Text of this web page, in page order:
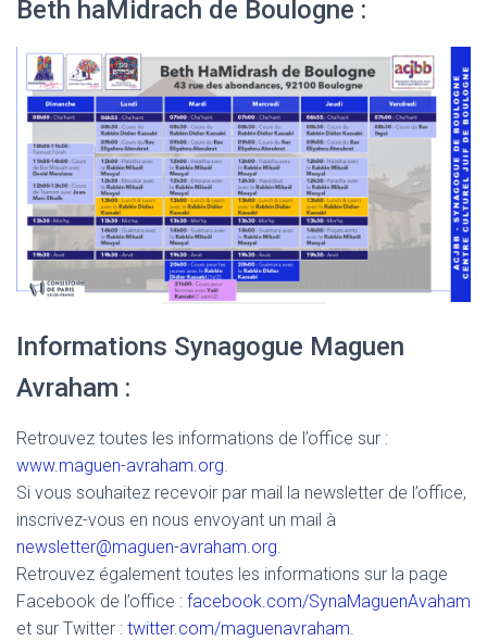
Beth haMidrach de Boulogne :
Informations Synagogue Maguen
Avraham :
Retrouvez toutes les informations de l’office sur :
www.maguen-avraham.org.
Si vous souhaitez recevoir par mail la newsletter de l’office,
inscrivez-vous en nous envoyant un mail à
newsletter@maguen-avraham.org.
Retrouvez également toutes les informations sur la page
Facebook de l’office : facebook.com/SynaMaguenAvaham
et sur Twitter : twitter.com/maguenavraham.